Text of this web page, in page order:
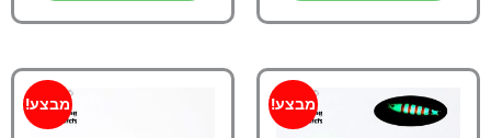
מבצע! מבצע!